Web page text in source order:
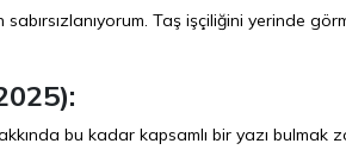
Taş işçiliğini yerinde
bu kadar kapsamlı bir yazı